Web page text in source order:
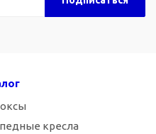
кресла